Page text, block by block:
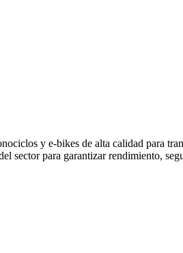
y e-bikes de alta calidad para
sector para garantizar rendimiento,